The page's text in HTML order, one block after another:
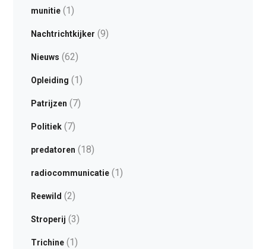
munitie(1)
Nachtrichtkijker (9)
Nieuws (62)
Opleiding (1)
Patrijzen (7)
Politiek(7)
predatoren (18)
radiocommunicatie(1)
Reewild (2)
Stroperij (3)
Trichine(1)